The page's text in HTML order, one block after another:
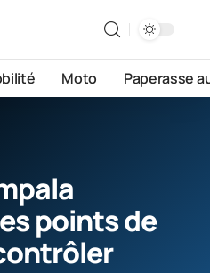
Moto Paperasse
points de